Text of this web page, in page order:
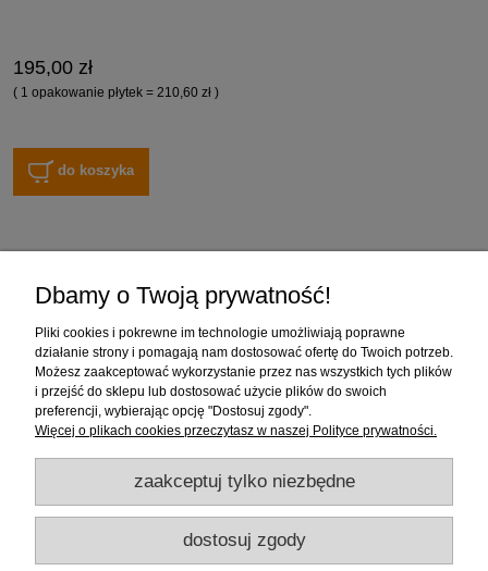
195,00 zł
( 1 opakowanie płytek = 210,60 zł )
do koszyka
Moje konto
Informacje
Dbamy o Twoją prywatność!
Pliki cookies i pokrewne im technologie umożliwiają poprawne
działanie strony i pomagają nam dostosować ofertę do Twoich potrzeb.
Możesz zaakceptować wykorzystanie przez nas wszystkich tych plików
i przejść do sklepu lub dostosować użycie plików do swoich
preferencji, wybierając opcję "Dostosuj zgody".
Więcej o plikach cookies przeczytasz w naszej Polityce prywatności.
zaakceptuj tylko niezbędne
dostosuj zgody